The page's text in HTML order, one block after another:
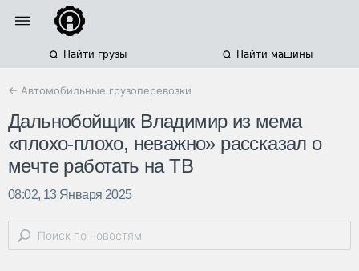
Найти грузы Найти машины
← Автомобильные грузоперевозки
Дальнобойщик Владимир из мема
«плохо-плохо, неважно» рассказал о
мечте работать на ТВ
08:02, 13 Января 2025